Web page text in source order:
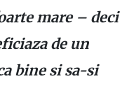
mare – deci
de un
bine si sa-si